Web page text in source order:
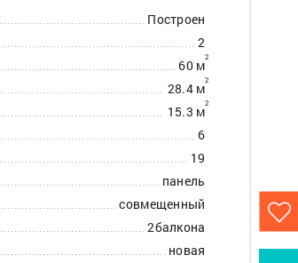
Построен
2
60 м2
28.4 м2
15.3 м2
6
19
панель
совмещенный
2балкона
новая